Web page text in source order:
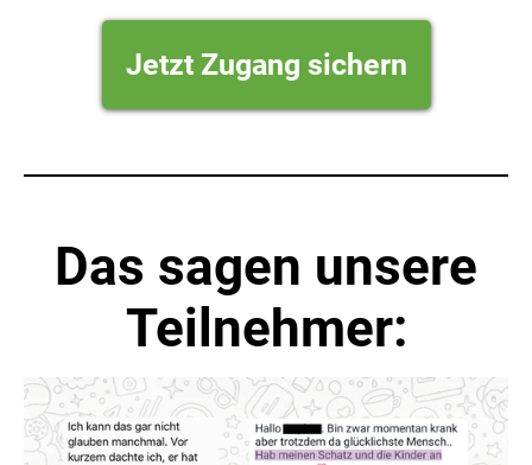
Jetzt Zugang sichern
Das sagen unsere
Teilnehmer: